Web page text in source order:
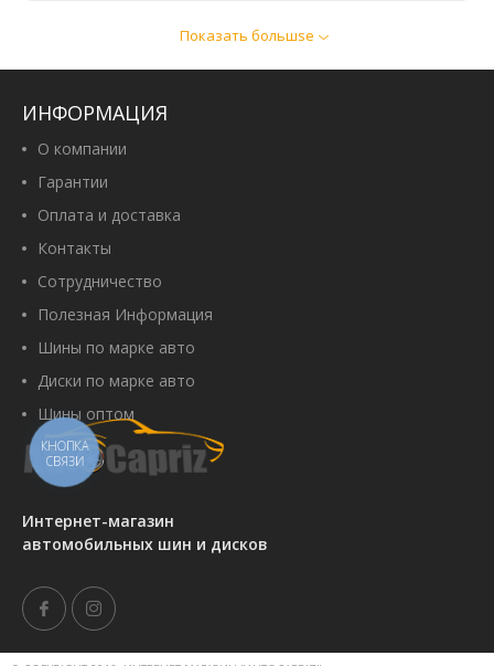
185/65 R15 88H
Артикул:
2 790 грн
Артикул:00089272
Показать большsе
Интернет-магазин
автомобильных шин и дисков
ИНФОРМАЦИЯ
О компании
Гарантии
Оплата и доставка
Контакты
Сотрудничество
Полезная Информация
Шины по марке авто
Диски по марке авто
Шины оптом
КНОПКА
СВЯЗИ